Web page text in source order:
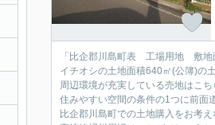
「比企郡川島町表 工場用地 敷地
イチオシの土地面積640㎡(公簿)の土
周辺環境が充実している売地はこち
住みやすい空間の条件の1つに前面
比企郡川島町での土地購入をお考え